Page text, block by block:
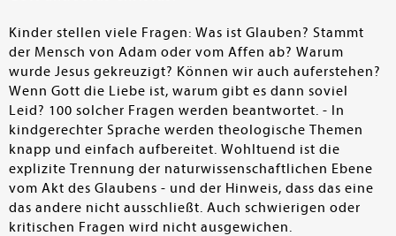
Kinder stellen viele Fragen: Was ist Glauben? Stammt
der Mensch von Adam oder vom Affen ab? Warum
wurde Jesus gekreuzigt? Können wir auch auferstehen?
Wenn Gott die Liebe ist, warum gibt es dann soviel
Leid? 100 solcher Fragen werden beantwortet. - In
kindgerechter Sprache werden theologische Themen
knapp und einfach aufbereitet. Wohltuend ist die
explizite Trennung der naturwissenschaftlichen Ebene
vom Akt des Glaubens - und der Hinweis, dass das eine
das andere nicht ausschließt. Auch schwierigen oder
kritischen Fragen wird nicht ausgewichen.